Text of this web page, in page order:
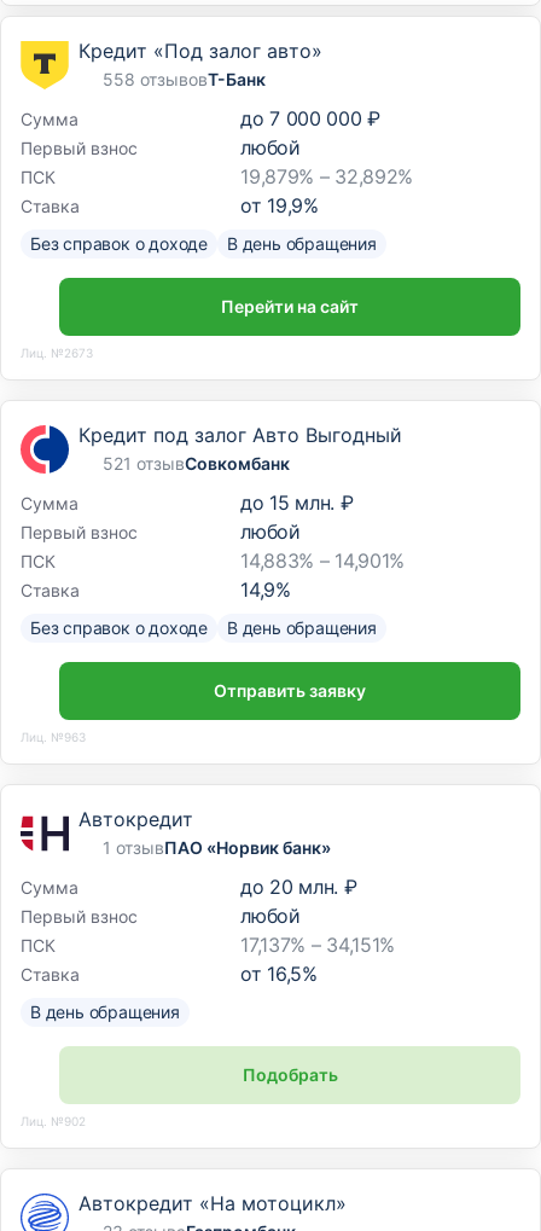
Кредит «Под залог авто»
558 отзывовТ-Банк
Сумма
до 7 000 000 ₽
Первый взнос любой
ПСК 19,879% – 32,892%
Ставка от 19,9%
Без справок о доходе В день обращения
Перейти на сайт
Лиц. №2673
Кредит под залог Авто Выгодный
521 отзывСовкомбанк
Сумма
до 15 млн. ₽
Первый взнос любой
ПСК 14,883% – 14,901%
Ставка 14,9%
Без справок о доходе В день обращения
Отправить заявку
Лиц. №963
Автокредит
1 отзывПАО «Норвик банк»
Сумма
до 20 млн. ₽
Первый взнос любой
ПСК 17,137% – 34,151%
Ставка от 16,5%
В день обращения
Подобрать
Лиц. №902
Автокредит «На мотоцикл»